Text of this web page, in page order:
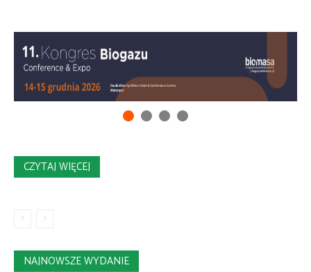
CZYTAJ WIĘCEJ
NAJNOWSZE WYDANIE